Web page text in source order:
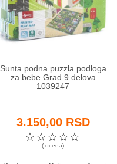
Sunta podna puzzla podloga
za bebe Grad 9 delova
1039247
3.150,00 RSD
☆
☆
☆
☆
☆
( ocena)